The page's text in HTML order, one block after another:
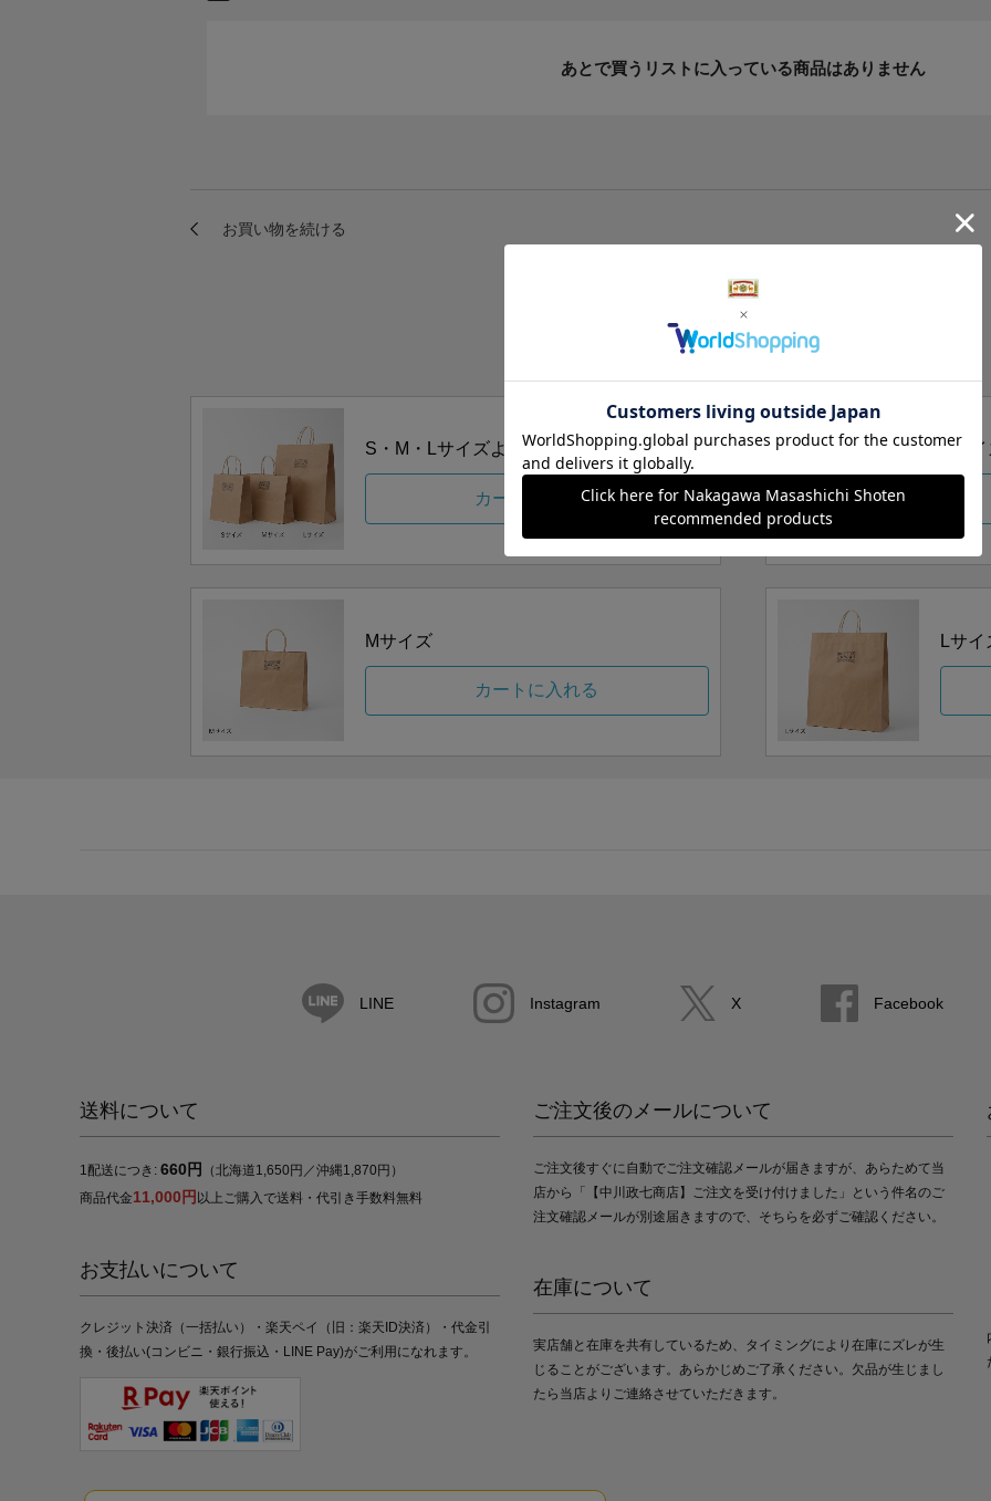
あとで買うリストに入っている商品はありません
手提げ袋（有料）はこちら
S・M・Lサイズより当店にお任せ
カートに入れる
Sサイ
Mサイズ
カートに入れる
Lサイ
LINE Instagram X Facebook
送料について
1配送につき: 660円
（北海道1,650円／沖縄1,870円）
商品代金11,000円 以上ご購入で送料・代引き手数料無料
お支払いについて
クレジット決済（一括払い）・楽天ペイ（旧：楽天ID決済）・代金引
換・後払い(コンビニ・銀行振込・LINE Pay)がご利用になれます。
ご注文後のメールについて
ご注文後すぐに自動でご注文確認メールが届きますが、あらためて当
店から「【中川政七商店】ご注文を受け付けました」という件名のご
注文確認メールが別途届きますので、そちらを必ずご確認ください。
在庫について
実店舗と在庫を共有しているため、タイミングにより在庫にズレが生
じることがございます。あらかじめご了承ください。欠品が生じまし
たら当店よりご連絡させていただきます。